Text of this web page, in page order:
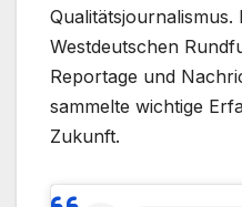
Qualitätsjournalismus.
Westdeutschen
Reportage und
sammelte wichtige
Zukunft.